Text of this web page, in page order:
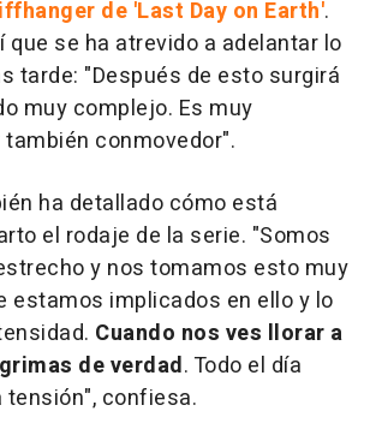
de 'Last Day on Earth'.
que se ha atrevido a adelantar lo
tarde: "Después de esto surgirá
muy complejo. Es muy
conmovedor".
ha detallado cómo está
el rodaje de la serie. "Somos
y nos tomamos esto muy
estamos implicados en ello y lo
Cuando nos ves llorar a
de verdad. Todo el día
confiesa.